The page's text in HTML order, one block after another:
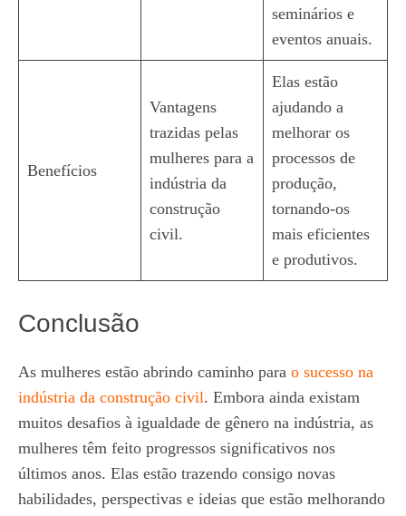
seminários e
eventos anuais.
Benefícios
Vantagens
trazidas pelas
mulheres para a
indústria da
construção
civil.
Elas estão
ajudando a
melhorar os
processos de
produção,
tornando-os
mais eficientes
e produtivos.
Conclusão
As mulheres estão abrindo caminho para o sucesso na
indústria da construção civil. Embora ainda existam
muitos desafios à igualdade de gênero na indústria, as
mulheres têm feito progressos significativos nos
últimos anos. Elas estão trazendo consigo novas
habilidades, perspectivas e ideias que estão melhorando